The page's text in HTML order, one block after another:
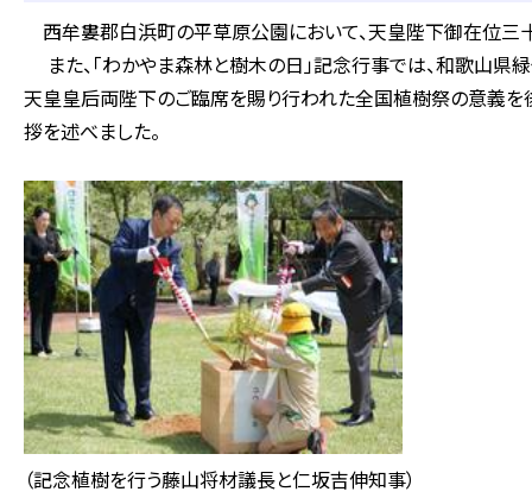
西牟婁郡白浜町の平草原公園において、天皇陛下御在位三
また、「わかやま森林と樹木の日」記念行事では、和歌山
天皇皇后両陛下のご臨席を賜り行われた全国植樹祭の意義を
拶を述べました。
（記念植樹を行う藤山将材議長と仁坂吉伸知事）